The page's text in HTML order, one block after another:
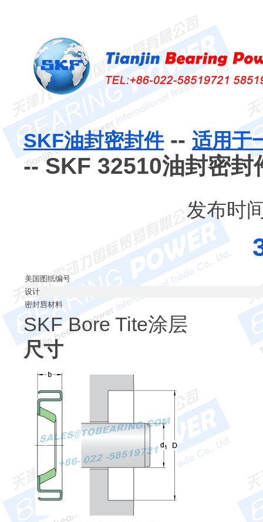
SKF油封密封件-- 适用于
-- SKF 32510油封密封
发布时
美国图纸编号
设计
密封唇材料
SKF Bore Tite涂层
尺寸